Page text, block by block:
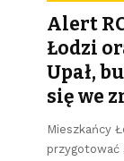
Alert
Łodzi
Upał,
się we
Mieszkańcy
przygotować